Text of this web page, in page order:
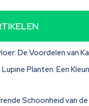
De Voordelen van
Planten: Een
Schoonheid van de